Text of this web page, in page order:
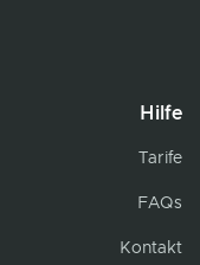
Hilfe
Tarife
FAQs
Kontakt